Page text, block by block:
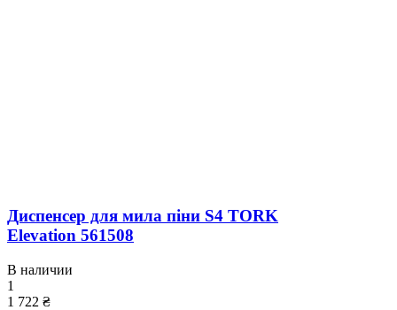
Диспенсер для мила піни S4 TORK
Elevation 561508
В наличии
1
1 722 ₴